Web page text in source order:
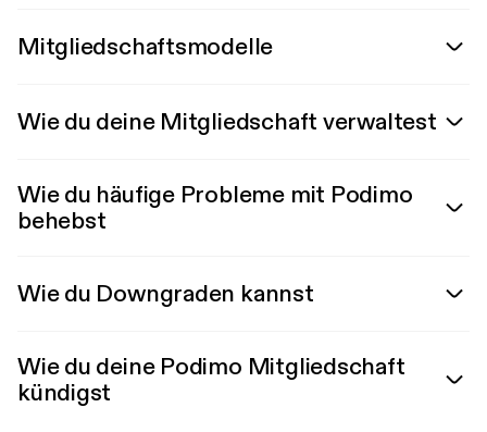
Mitgliedschaftsmodelle
Wie du deine Mitgliedschaft verwaltest
Wie du häufige Probleme mit Podimo
behebst
Wie du Downgraden kannst
Wie du deine Podimo Mitgliedschaft
kündigst